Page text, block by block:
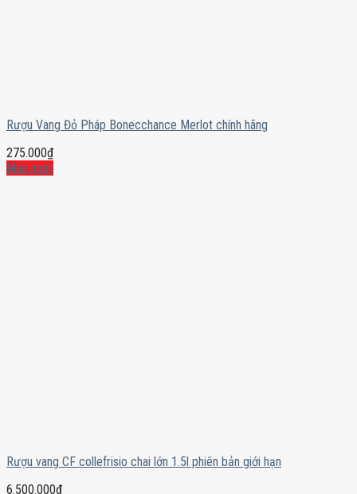
Rượu Vang Đỏ Pháp Bonecchance Merlot chính hãng
275.000₫
Mua ngay
Rượu vang CF collefrisio chai lớn 1.5l phiên bản giới hạn
6.500.000₫